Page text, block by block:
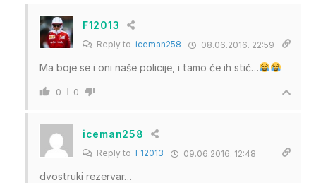
F12013
Reply to iceman258 08.06.2016. 22:59
Ma boje se i oni naše policije, i tamo će ih stić…
0 0
iceman258
Reply to F12013 09.06.2016. 12:48
dvostruki rezervar…